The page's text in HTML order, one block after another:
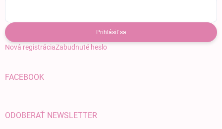
Prihlásiť sa
Nová registráciaZabudnuté heslo
FACEBOOK
ODOBERAŤ NEWSLETTER